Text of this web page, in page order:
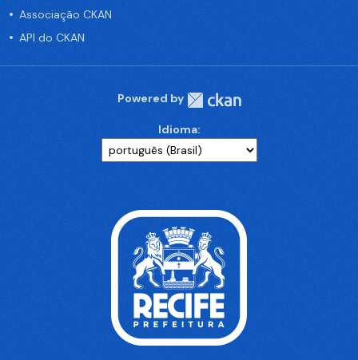
Associação CKAN
API do CKAN
Powered by
Idioma